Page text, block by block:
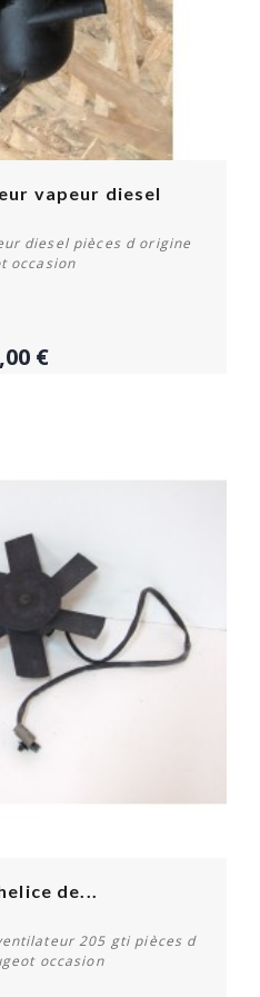
vapeur diesel
diesel pièces d origine
occasion
€
de...
205 gti pièces d
occasion